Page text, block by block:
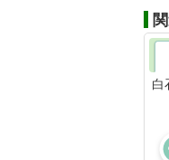
白